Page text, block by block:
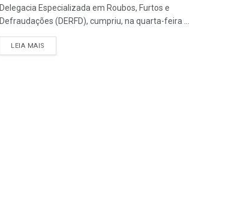
Delegacia Especializada em Roubos, Furtos e
Defraudações (DERFD), cumpriu, na quarta-feira ...
LEIA MAIS